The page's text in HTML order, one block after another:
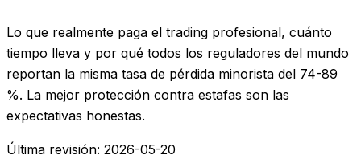
Lo que realmente paga el trading profesional, cuánto
tiempo lleva y por qué todos los reguladores del mundo
reportan la misma tasa de pérdida minorista del 74-89
%. La mejor protección contra estafas son las
expectativas honestas.
Última revisión: 2026-05-20